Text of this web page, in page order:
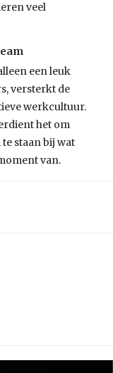
veel
een leuk
versterkt de
werkcultuur.
het om
staan bij wat
van.